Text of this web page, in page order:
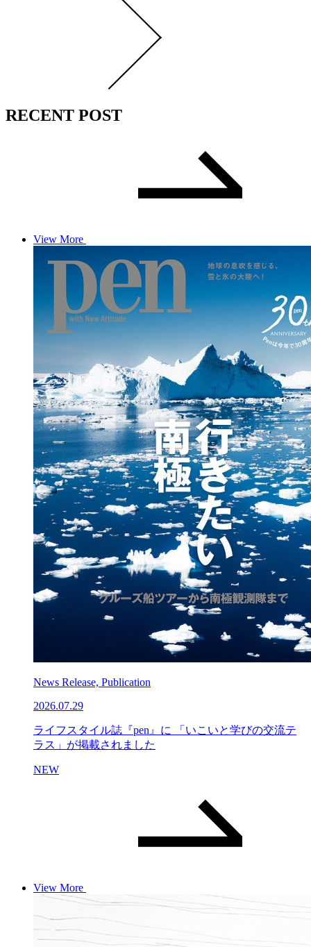
RECENT POST
View More
News Release, Publication
2026.07.29
ライフスタイル誌『pen』に 「いこいと学びの交流テ
ラス」が掲載されました
NEW
View More